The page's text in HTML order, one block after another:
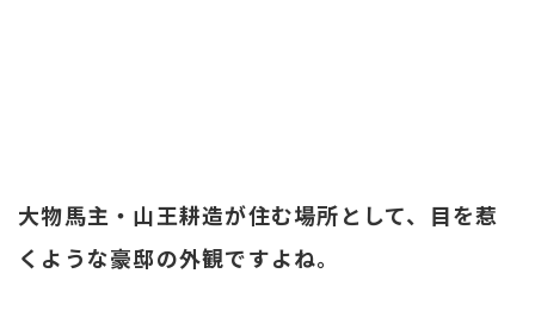
大物馬主・山王耕造が住む場所として、目を惹
くような豪邸の外観ですよね。